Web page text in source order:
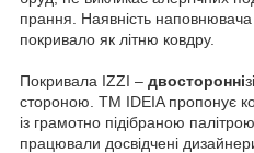
прання. Наявність
покривало як літню ковдру.
Покривала IZZI – двосторонні
стороною. ТМ IDEIA пропонує
із грамотно підібраною
працювали досвідчені